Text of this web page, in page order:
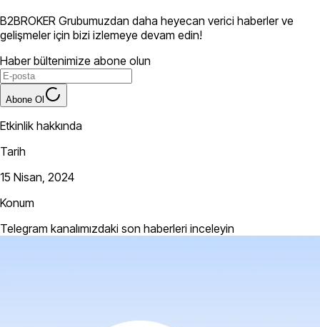
B2BROKER Grubumuzdan daha heyecan verici haberler ve
gelişmeler için bizi izlemeye devam edin!
Haber bültenimize abone olun
Abone Ol
Etkinlik hakkında
Tarih
15 Nisan, 2024
Konum
Telegram kanalımızdaki son haberleri inceleyin